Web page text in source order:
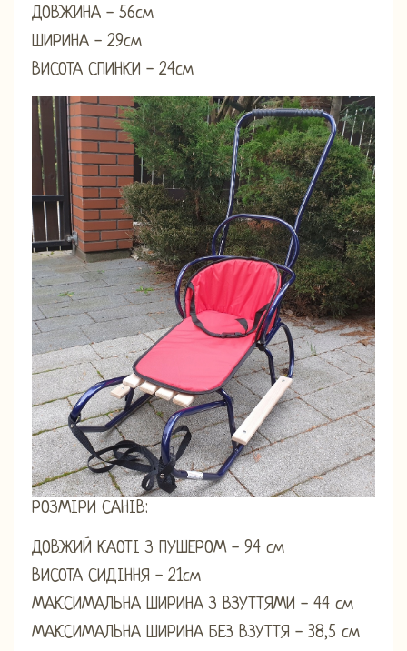
ДОВЖИНА - 56см
ШИРИНА - 29см
ВИСОТА СПИНКИ - 24см
РОЗМІРИ САНІВ:
ДОВЖИЙ КАОТІ З ПУШЕРОМ - 94 см
ВИСОТА СИДІННЯ - 21см
МАКСИМАЛЬНА ШИРИНА З ВЗУТТЯМИ - 44 см
МАКСИМАЛЬНА ШИРИНА БЕЗ ВЗУТТЯ - 38,5 см